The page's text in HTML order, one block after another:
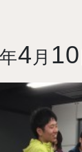
年4 月 10